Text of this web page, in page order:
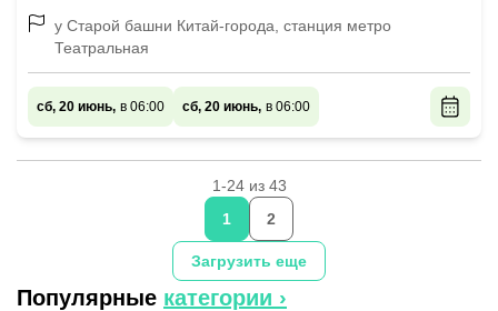
у Старой башни Китай-города, станция метро
Театральная
сб, 20 июнь, в 06:00 сб, 20 июнь, в 06:00
1-24 из 43
Загрузить еще
1 2
Популярные категории ›